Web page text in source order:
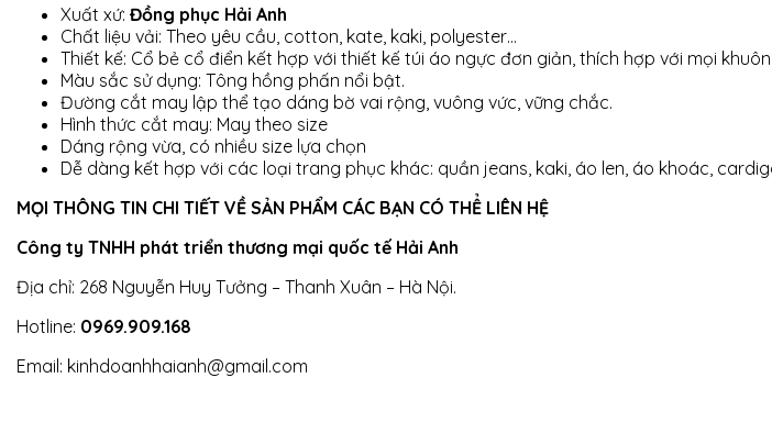
Xuất xứ: Đồng phục Hải Anh
Chất liệu vải: Theo yêu cầu, cotton, kate, kaki, polyester…
Thiết kế: Cổ bẻ cổ điển kết hợp với thiết kế túi áo ngực đơn giản, thích hợp với mọi
Màu sắc sử dụng: Tông hồng phấn nổi bật.
Đường cắt may lập thể tạo dáng bờ vai rộng, vuông vức, vững chắc.
Hình thức cắt may: May theo size
Dáng rộng vừa, có nhiều size lựa chọn
Dễ dàng kết hợp với các loại trang phục khác: quần jeans, kaki, áo len, áo khoác,
MỌI THÔNG TIN CHI TIẾT VỀ SẢN PHẨM CÁC BẠN CÓ THỂ LIÊN HỆ
Công ty TNHH phát triển thương mại quốc tế Hải Anh
Địa chỉ: 268 Nguyễn Huy Tưởng – Thanh Xuân – Hà Nội.
Hotline: 0969.909.168
Email: kinhdoanhhaianh@gmail.com